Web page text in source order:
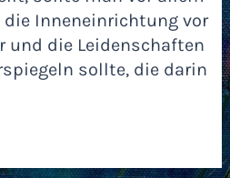
die Inneneinrichtung vor
und die Leidenschaften
sollte, die darin